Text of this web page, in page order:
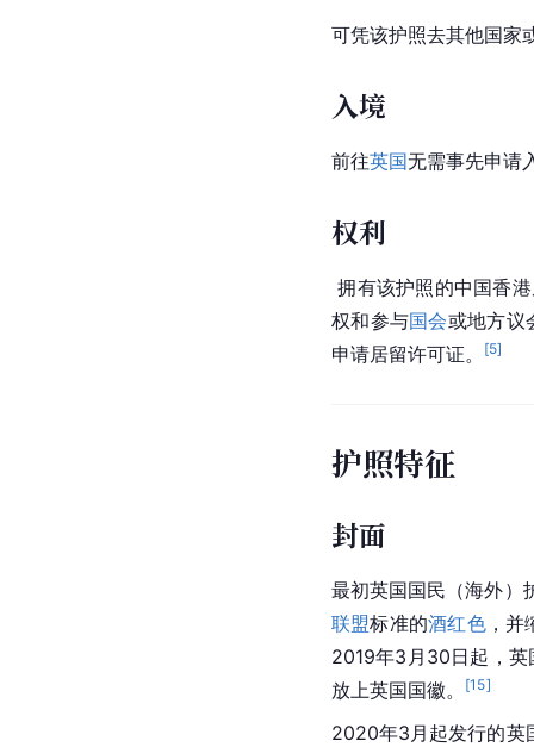
可凭该护照去其他国家
入境
前往英国无需事先申请
权利
拥有该护照的中国香
权和参与国会或地方议
申请居留许可证。
[5]
护照特征
封面
最初英国国民（海外）
联盟标准的酒红色，并
2019年3月30日起，
放上英国国徽。
[15]
2020年3月起发行的英